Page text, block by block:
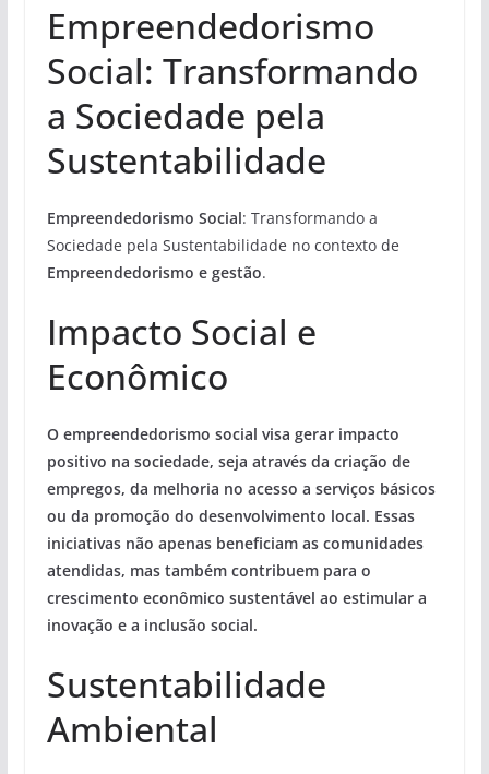
Empreendedorismo
Social: Transformando
a Sociedade pela
Sustentabilidade
Empreendedorismo Social: Transformando a
Sociedade pela Sustentabilidade no contexto de
Empreendedorismo e gestão.
Impacto Social e
Econômico
O empreendedorismo social visa gerar impacto
positivo na sociedade, seja através da criação de
empregos, da melhoria no acesso a serviços básicos
ou da promoção do desenvolvimento local. Essas
iniciativas não apenas beneficiam as comunidades
atendidas, mas também contribuem para o
crescimento econômico sustentável ao estimular a
inovação e a inclusão social.
Sustentabilidade
Ambiental